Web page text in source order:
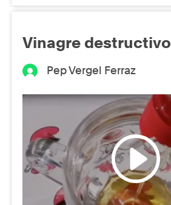
Vinagre destructivo
Pep Vergel Ferraz